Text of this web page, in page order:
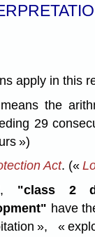
apply in this
means the
29
»)
Act. («
, "class 2
have
», «